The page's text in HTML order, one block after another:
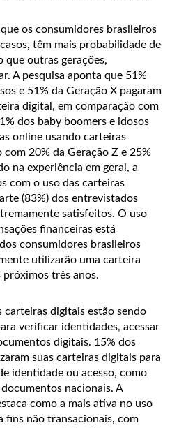
os consumidores brasileiros
têm mais probabilidade de
que outras gerações,
A pesquisa aponta que 51%
e 51% da Geração X pagaram
digital, em comparação com
dos baby boomers e idosos
online usando carteiras
20% da Geração Z e 25%
na experiência em geral, a
com o uso das carteiras
(83%) dos entrevistados
satisfeitos. O uso
financeiras está
consumidores brasileiros
utilizarão uma carteira
próximos três anos.
carteiras digitais estão sendo
verificar identidades, acessar
digitais. 15% dos
suas carteiras digitais para
identidade ou acesso, como
nacionais. A
como a mais ativa no uso
fins não transacionais, com